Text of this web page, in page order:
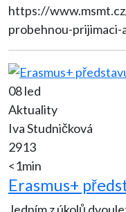
https://
probehnou-
08 led
Aktuality
Iva Studničková
2913
<1min
Erasmus+